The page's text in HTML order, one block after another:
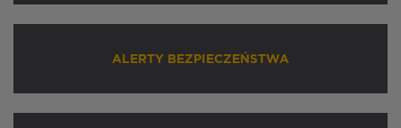
ALERTY BEZPIECZEŃSTWA